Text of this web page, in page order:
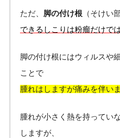
ただ、 脚の付け根 （そけい
できるしこりは粉瘤だけで
脚の付け根にはウィルスや
ことで
腫れはしますが痛みを伴いま
腫れが小さく熱を持ってい
しますが、